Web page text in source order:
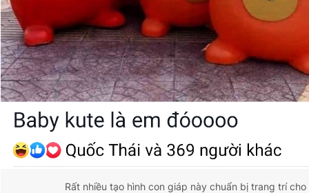
Rất nhiều tạo hình con giáp này chuẩn bị trang trí